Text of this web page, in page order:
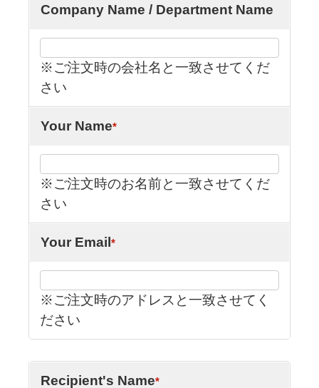
Company Name / Department Name
※ご注文時の会社名と一致させてくだ
さい
Your Name*
※ご注文時のお名前と一致させてくだ
さい
Your Email*
※ご注文時のアドレスと一致させてく
ださい
Recipient's Name*